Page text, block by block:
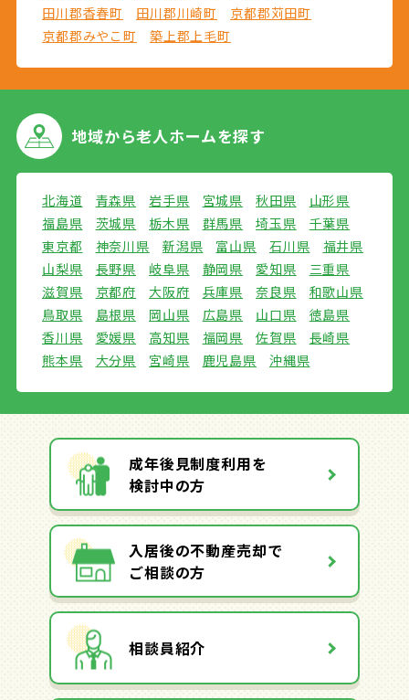
田川郡香春町
田川郡川崎町
京都郡苅田町
京都郡みやこ町
築上郡上毛町
地域から老人ホームを探す
北海道 青森県 岩手県 宮城県 秋田県
山形県
福島県
茨城県 栃木県 群馬県 埼玉県
千葉県
東京都
神奈川県 新潟県 富山県 石川県
福井県
山梨県
長野県 岐阜県 静岡県 愛知県
三重県
滋賀県
京都府 大阪府 兵庫県 奈良県
和歌山県
鳥取県
島根県 岡山県 広島県 山口県
徳島県
香川県
愛媛県 高知県 福岡県 佐賀県
長崎県
熊本県
大分県 宮崎県 鹿児島県 沖縄県
成年後見制度利用を
検討中の方
入居後の不動産売却で
ご相談の方
相談員紹介